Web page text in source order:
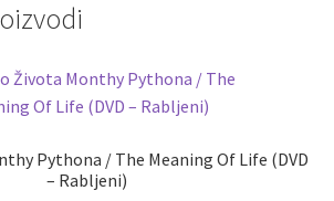
Pythona / The Meaning Of Life (DVD
– Rabljeni)